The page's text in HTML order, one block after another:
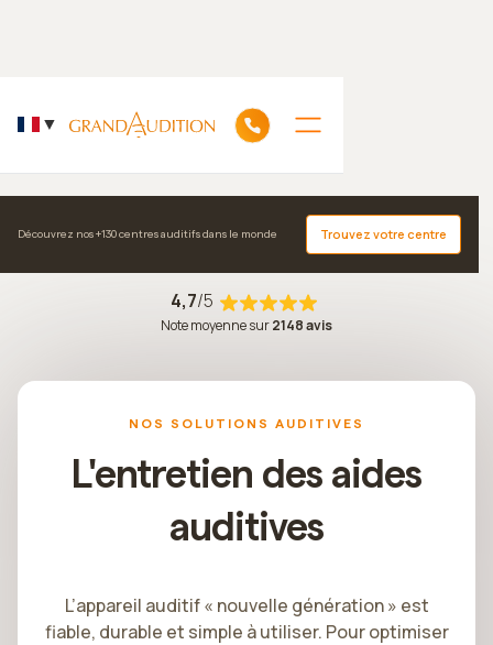
Découvrez nos +130 centres auditifs dans le monde Trouvez votre centre
▼
4,7/5
Note moyenne sur2148 avis
NOS SOLUTIONS AUDITIVES
L'entretien des aides
auditives
L’appareil auditif « nouvelle génération » est
fiable, durable et simple à utiliser. Pour optimiser